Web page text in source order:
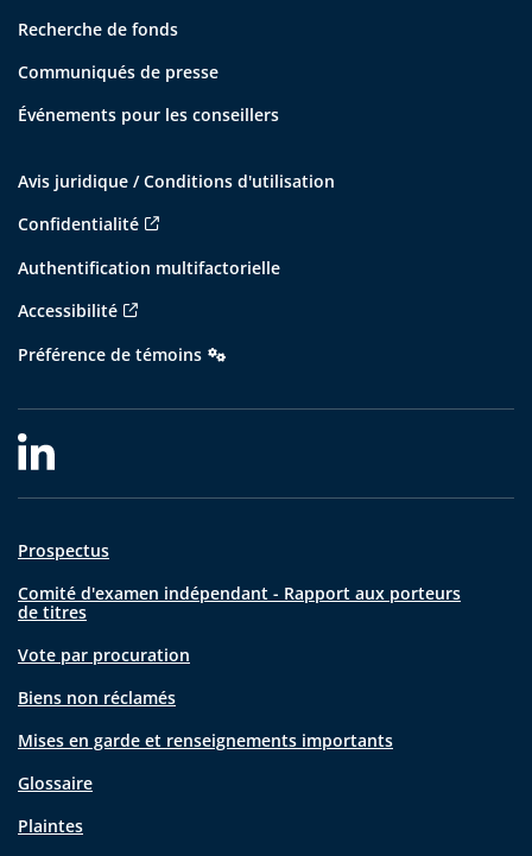
Recherche de fonds
Communiqués de presse
Événements pour les conseillers
Avis juridique / Conditions d'utilisation
Confidentialité
Authentification multifactorielle
Accessibilité
Préférence de témoins
Prospectus
Comité d'examen indépendant - Rapport aux porteurs
de titres
Vote par procuration
Biens non réclamés
Mises en garde et renseignements importants
Glossaire
Plaintes